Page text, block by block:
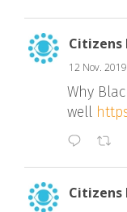
Citizens
12 Nov. 2019
Why
well
Citizens